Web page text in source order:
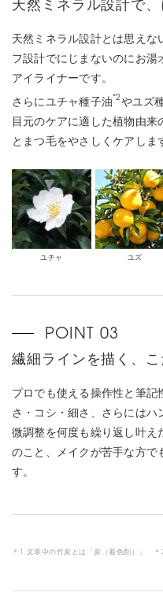
天然ミネラル設計で
天然ミネラル設計とは思えな
フ設計でにじまないのにお
アイライナーです。
さらにユチャ種子油*2やユズ
目元のケアに適した植物由
とまつ毛をやさしくケアしま
ユチャ ユズ
繊細ラインを描く、
プロでも使える操作性と筆記
さ・コシ・細さ、さらにはハ
微調整を何度も繰り返し叶え
のこと、メイクが苦手な方で
す。
＊1 文章中の竹炭とは「炭（着色剤）」 ＊